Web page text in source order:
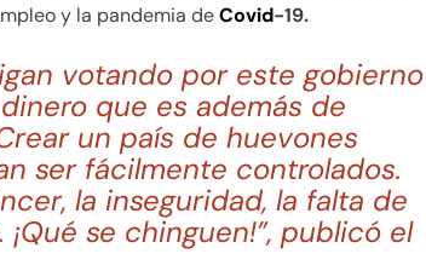
y la pandemia deCovid-19.
votando por este gobierno
que es además de
un país de huevones
ser fácilmente controlados.
la inseguridad, la falta de
¡Qué se chinguen!”, publicó el